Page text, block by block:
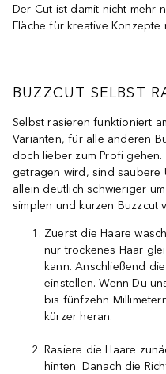
Der Cut ist damit nicht mehr
Fläche für kreative Konzepte
BUZZCUT SELBST
Selbst rasieren funktioniert
Varianten, für alle anderen
doch lieber zum Profi
getragen wird, sind saubere
allein deutlich schwieriger
simplen und kurzen Buzzcut
Zuerst die Haare
nur trockenes Haar
kann. Anschließend
einstellen. Wenn Du
bis fünfzehn
kürzer heran.
Rasiere die Haare
hinten. Danach die